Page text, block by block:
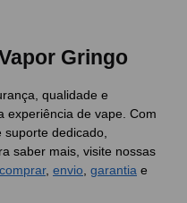
Gringo
qualidade e
experiência de vape. Com
dedicado,
saber mais, visite nossas
, envio garantia e